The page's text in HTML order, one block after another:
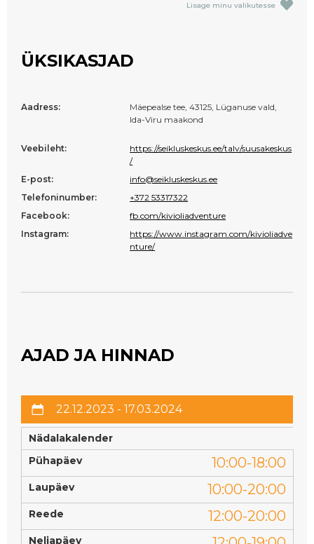
Lisage minu valikutesse
ÜKSIKASJAD
Aadress:
Mäepealse tee, 43125, Lüganuse vald,
Ida-Viru maakond
Veebileht:
https://seikluskeskus.ee/talv/suusakeskus
/
E-post:
info@seikluskeskus.ee
Telefoninumber:
+372 53317322
Facebook:
fb.com/kivioliadventure
Instagram:
https://www.instagram.com/kivioliadve
nture/
AJAD JA HINNAD
22.12.2023 - 17.03.2024
Nädalakalender
Pühapäev
10:00-18:00
Laupäev 10:00-20:00
Reede 12:00-20:00
Neljapäev